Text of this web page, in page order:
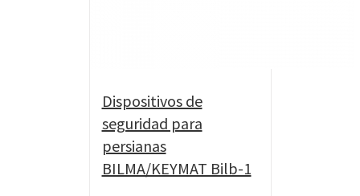
Dispositivos de
seguridad para
persianas
BILMA/KEYMAT Bilb-1